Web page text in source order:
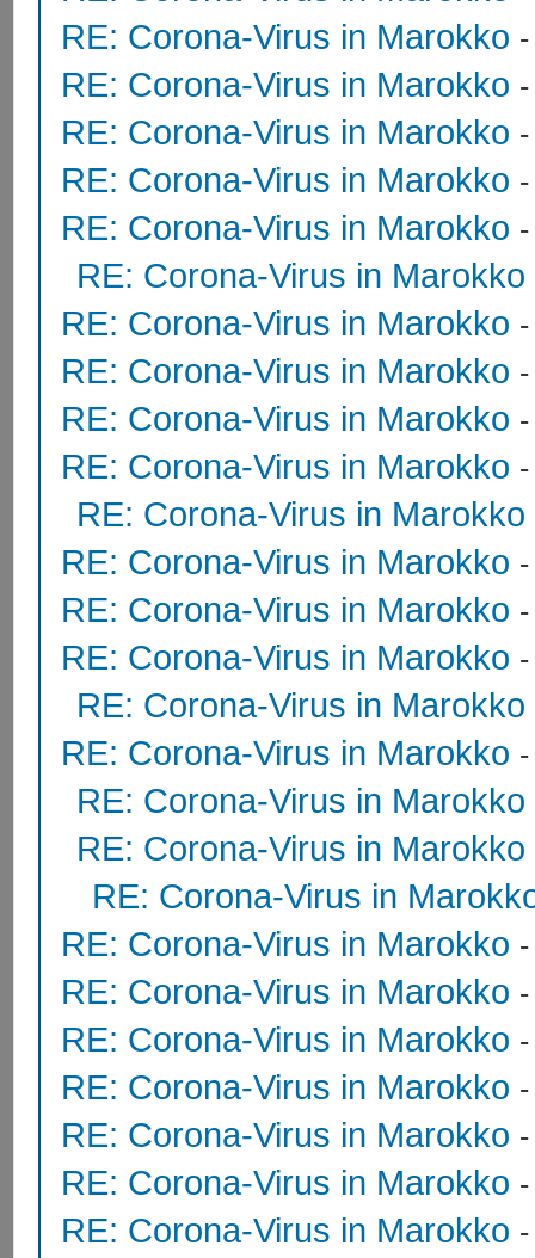
RE: Corona-Virus in Marokko
RE: Corona-Virus in Marokko
RE: Corona-Virus in Marokko
RE: Corona-Virus in Marokko
RE: Corona-Virus in Marokko
RE: Corona-Virus in Marokko
RE: Corona-Virus in Marokko
RE: Corona-Virus in Marokko
RE: Corona-Virus in Marokko
RE: Corona-Virus in Marokko
RE: Corona-Virus in Marokko
RE: Corona-Virus in Marokko
RE: Corona-Virus in Marokko
RE: Corona-Virus in Marokko
RE: Corona-Virus in Marokko
RE: Corona-Virus in Marokko
RE: Corona-Virus in Marokko
RE: Corona-Virus in Marokko
RE: Corona-Virus in
RE: Corona-Virus in Marokko
RE: Corona-Virus in Marokko
RE: Corona-Virus in Marokko
RE: Corona-Virus in Marokko
RE: Corona-Virus in Marokko
RE: Corona-Virus in Marokko
RE: Corona-Virus in Marokko